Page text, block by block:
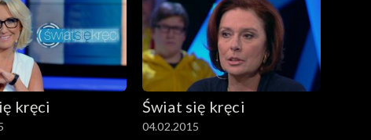
kręci Świat się kręci
04.02.2015